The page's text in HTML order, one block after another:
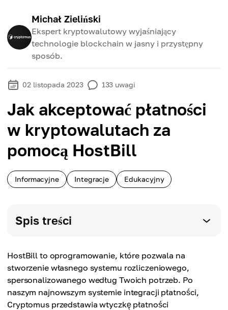
Michał Zieliński
Ekspert kryptowalutowy wyjaśniający
technologie blockchain w jasny i przystępny
sposób.
02 listopada 2023 133 uwagi
Jak akceptować płatności
w kryptowalutach za
pomocą HostBill
Informacyjne Integracje Edukacyjny
Spis treści
HostBill to oprogramowanie, które pozwala na
stworzenie własnego systemu rozliczeniowego,
spersonalizowanego według Twoich potrzeb. Po
naszym najnowszym systemie integracji płatności,
Cryptomus przedstawia wtyczkę płatności